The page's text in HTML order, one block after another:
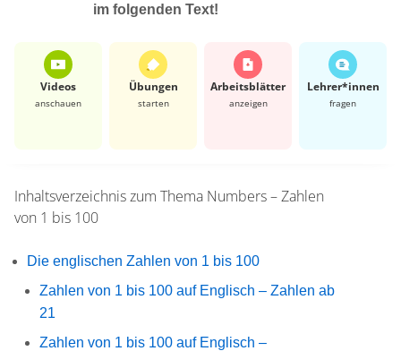
im folgenden Text!
Videos
anschauen
Übungen
starten
Arbeits­blätter
anzeigen
Lehrer*​innen
fragen
Inhaltsverzeichnis zum Thema Numbers – Zahlen
von 1 bis 100
Die englischen Zahlen von 1 bis 100
Zahlen von 1 bis 100 auf Englisch – Zahlen ab
21
Zahlen von 1 bis 100 auf Englisch –